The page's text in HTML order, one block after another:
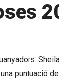
puntuació